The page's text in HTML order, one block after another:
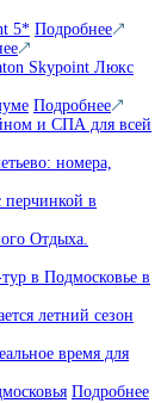
5* Подробнее
Skypoint Люкс
Подробнее
и СПА для всей
номера,
перчинкой в
Отдыха.
в Подмосковье в
летний сезон
время для
Подробнее